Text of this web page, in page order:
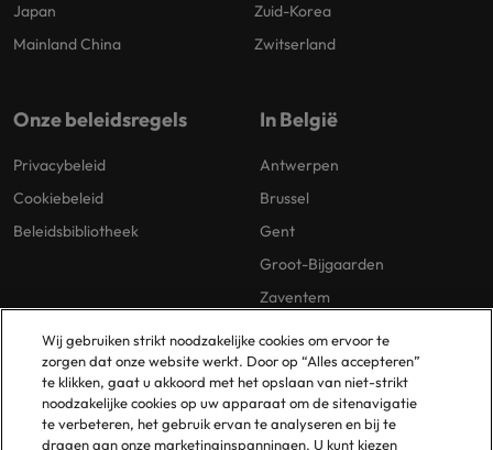
Japan
Mainland China
Zuid-Korea
Zwitserland
Onze beleidsregels
Privacybeleid
Cookiebeleid
Beleidsbibliotheek
In België
Antwerpen
Brussel
Gent
Groot-Bijgaarden
Zaventem
Wij gebruiken strikt noodzakelijke cookies om ervoor te
zorgen dat onze website werkt. Door op “Alles accepteren”
te klikken, gaat u akkoord met het opslaan van niet-strikt
noodzakelijke cookies op uw apparaat om de sitenavigatie
te verbeteren, het gebruik ervan te analyseren en bij te
dragen aan onze marketinginspanningen. U kunt kiezen